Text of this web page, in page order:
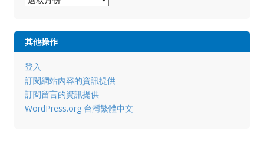
其他操作
登入
訂閱網站內容的資訊提供
訂閱留言的資訊提供
WordPress.org 台灣繁體中文